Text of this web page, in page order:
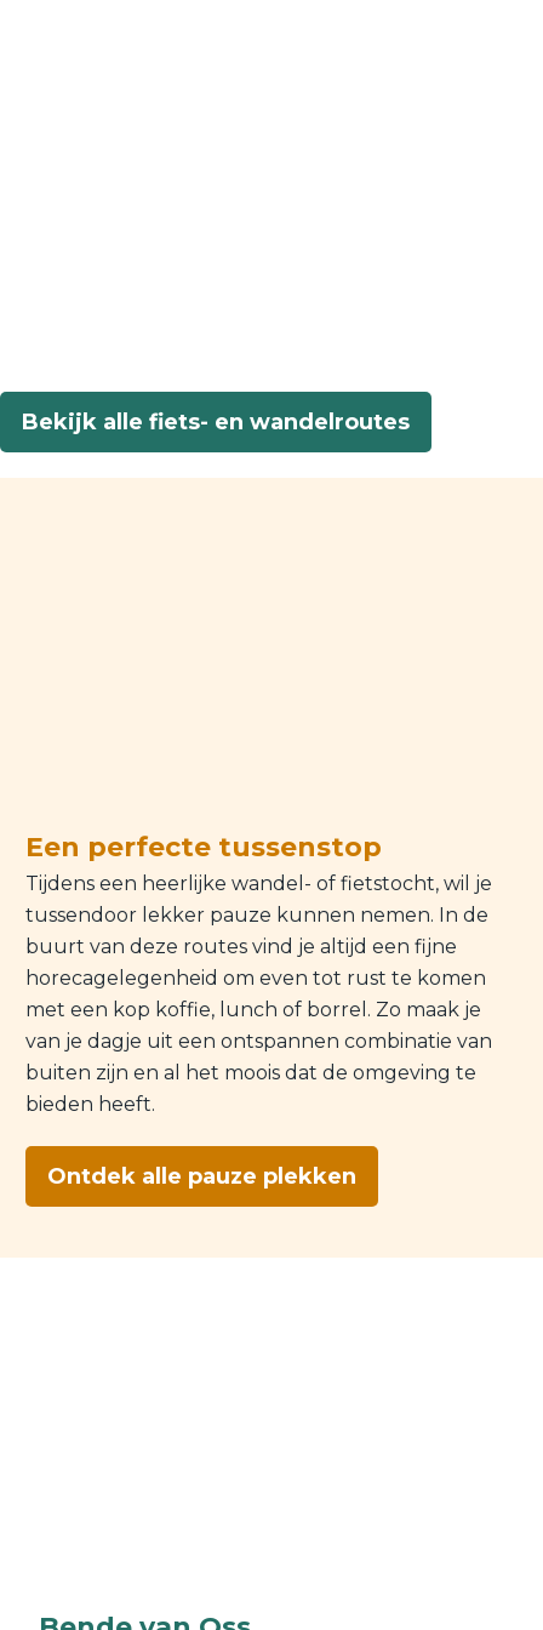
Bekijk alle fiets- en wandelroutes
Een perfecte tussenstop
Tijdens een heerlijke wandel- of fietstocht, wil je
tussendoor lekker pauze kunnen nemen. In de
buurt van deze routes vind je altijd een fijne
horecagelegenheid om even tot rust te komen
met een kop koffie, lunch of borrel. Zo maak je
van je dagje uit een ontspannen combinatie van
buiten zijn en al het moois dat de omgeving te
bieden heeft.
Ontdek alle pauze plekken